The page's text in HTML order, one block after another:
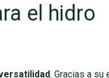
el hidro
. Gracias a su